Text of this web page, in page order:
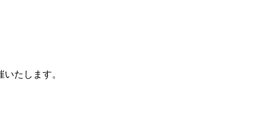
たします。